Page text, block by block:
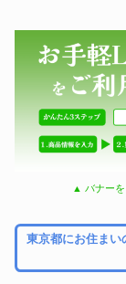
▲ バナーを
東京都にお住まい